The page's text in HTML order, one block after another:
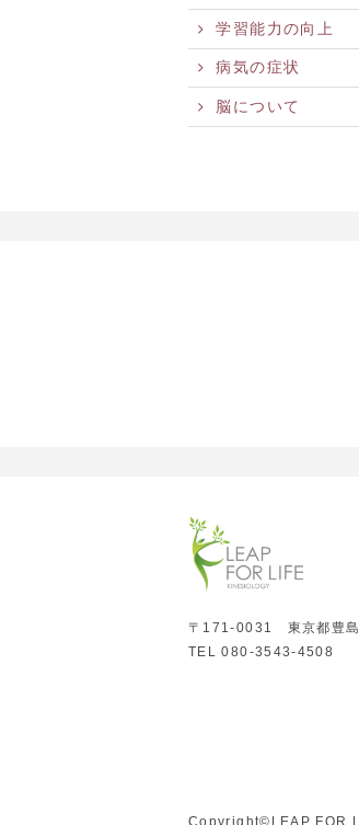
学習能力の向上
病気の症状
脳について
〒171-0031 東京都豊島
TEL 080-3543-4508